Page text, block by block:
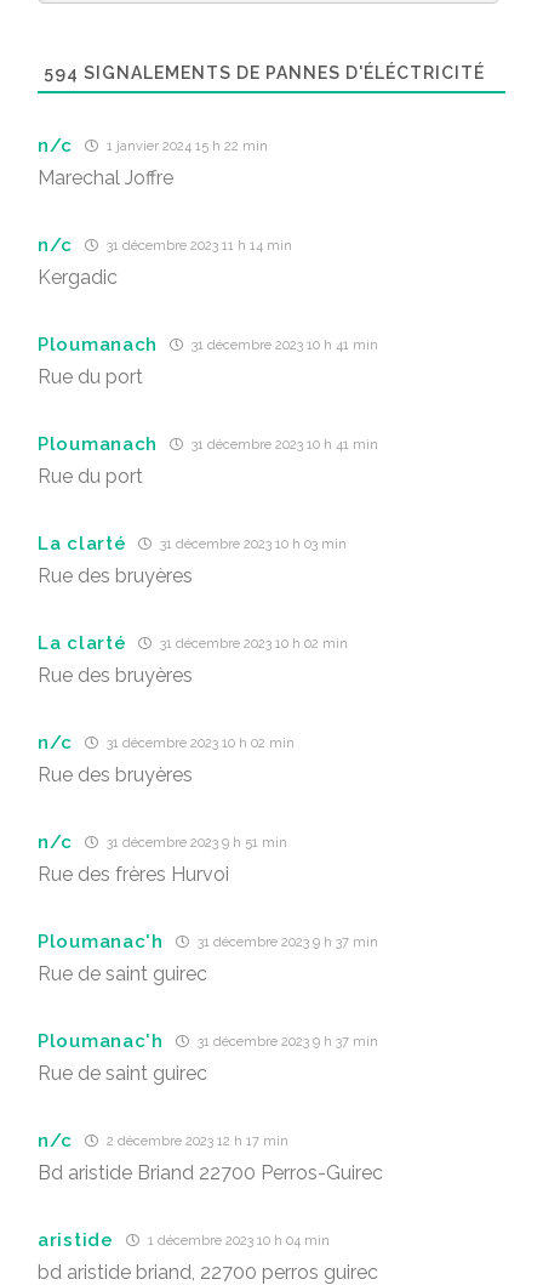
594 SIGNALEMENTS DE PANNES D'ÉLÉCTRICITÉ
n/c 1 janvier 2024 15 h 22 min
Marechal Joffre
n/c 31 décembre 2023 11 h 14 min
Kergadic
Ploumanach 31 décembre 2023 10 h 41 min
Rue du port
Ploumanach 31 décembre 2023 10 h 41 min
Rue du port
La clarté 31 décembre 2023 10 h 03 min
Rue des bruyères
La clarté 31 décembre 2023 10 h 02 min
Rue des bruyères
n/c 31 décembre 2023 10 h 02 min
Rue des bruyères
n/c 31 décembre 2023 9 h 51 min
Rue des frères Hurvoi
Ploumanac'h 31 décembre 2023 9 h 37 min
Rue de saint guirec
Ploumanac'h 31 décembre 2023 9 h 37 min
Rue de saint guirec
n/c 2 décembre 2023 12 h 17 min
Bd aristide Briand 22700 Perros-Guirec
aristide 1 décembre 2023 10 h 04 min
bd aristide briand, 22700 perros guirec